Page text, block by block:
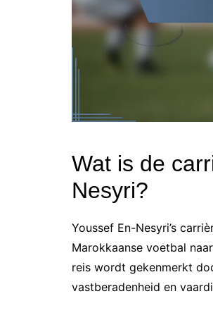
Wat is de
Nesyri?
Youssef En-Nesyri’s
Marokkaanse voetbal
reis wordt gekenmerkt
vastberadenheid en